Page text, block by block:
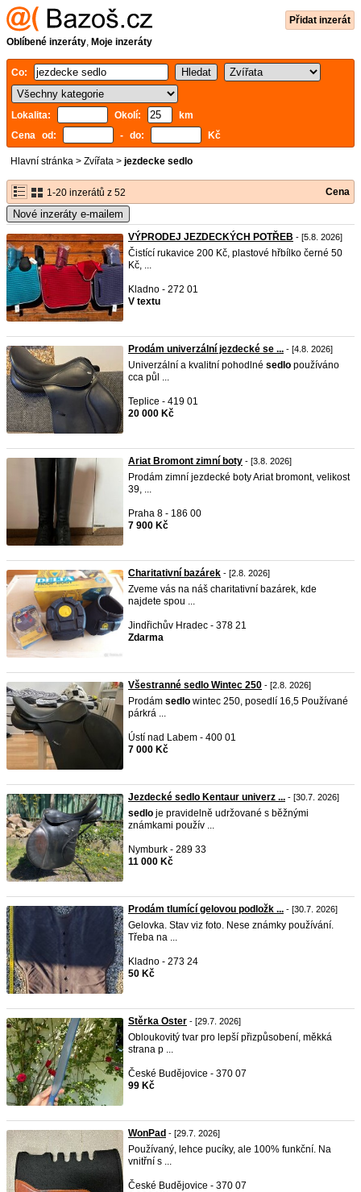
Přidat inzerát
Oblíbené inzeráty, Moje inzeráty
Co:
Lokalita: Okolí:
km
Cena od:
- do: Kč
Hlavní stránka > Zvířata > jezdecke sedlo
1-20 inzerátů z 52 Cena
Nové inzeráty e-mailem
VÝPRODEJ JEZDECKÝCH POTŘEB - [5.8. 2026]
Čistící rukavice 200 Kč, plastové hřbílko černé 50
Kč, ...
Kladno - 272 01
V textu
Prodám univerzální jezdecké se ... - [4.8. 2026]
Univerzální a kvalitní pohodlné sedlo používáno
cca půl ...
Teplice - 419 01
20 000 Kč
Ariat Bromont zimní boty - [3.8. 2026]
Prodám zimní jezdecké boty Ariat bromont, velikost
39, ...
Praha 8 - 186 00
7 900 Kč
Charitativní bazárek - [2.8. 2026]
Zveme vás na náš charitativní bazárek, kde
najdete spou ...
Jindřichův Hradec - 378 21
Zdarma
Všestranné sedlo Wintec 250 - [2.8. 2026]
Prodám sedlo wintec 250, posedlí 16,5 Používané
párkrá ...
Ústí nad Labem - 400 01
7 000 Kč
Jezdecké sedlo Kentaur univerz ... - [30.7. 2026]
sedlo je pravidelně udržované s běžnými
známkami použív ...
Nymburk - 289 33
11 000 Kč
Prodám tlumící gelovou podložk ... - [30.7. 2026]
Gelovka. Stav viz foto. Nese známky používání.
Třeba na ...
Kladno - 273 24
50 Kč
Stěrka Oster - [29.7. 2026]
Obloukovitý tvar pro lepší přizpůsobení, měkká
strana p ...
České Budějovice - 370 07
99 Kč
WonPad - [29.7. 2026]
Používaný, lehce pucíky, ale 100% funkční. Na
vnitřní s ...
České Budějovice - 370 07